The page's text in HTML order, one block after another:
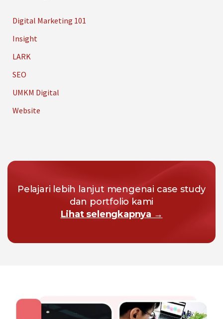
Digital Marketing 101
Insight
LARK
SEO
UMKM Digital
Website
Pelajari lebih lanjut mengenai case study
dan portfolio kami
Lihat selengkapnya →